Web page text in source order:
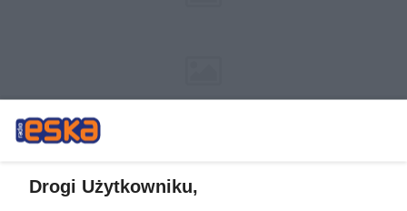
Drogi Użytkowniku,